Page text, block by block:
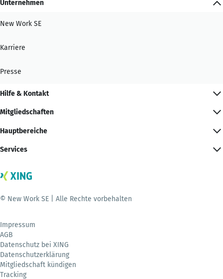
Unternehmen
New Work SE
Karriere
Presse
Hilfe & Kontakt
Mitgliedschaften
Hauptbereiche
Services
© New Work SE | Alle Rechte vorbehalten
Impressum
AGB
Datenschutz bei XING
Datenschutzerklärung
Mitgliedschaft kündigen
Tracking